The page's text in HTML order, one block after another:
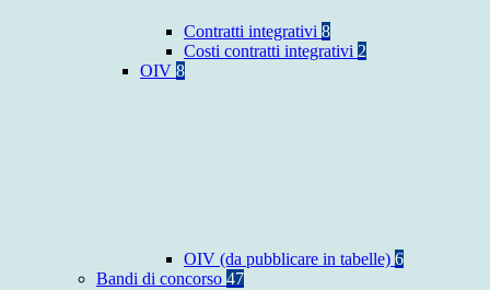
Contratti integrativi 8
Costi contratti integrativi 2
OIV 8
OIV (da pubblicare in tabelle) 6
Bandi di concorso 47